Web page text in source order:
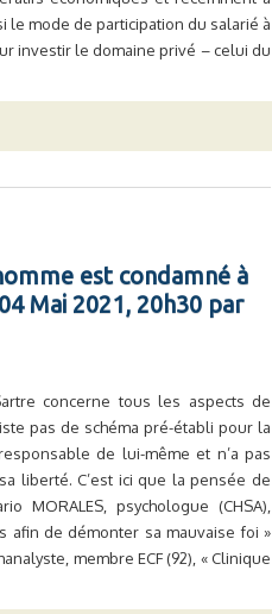
le mode de participation du salarié à
investir le domaine privé – celui du
est condamné à
Mai 2021, 20h30 par
concerne tous les aspects de
pas de schéma pré-établi pour la
de lui-même et n’a pas
liberté. C’est ici que la pensée de
psychologue (CHSA),
afin de démonter sa mauvaise foi »
membre ECF (92), « Clinique